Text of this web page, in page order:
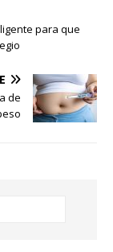
para que
de